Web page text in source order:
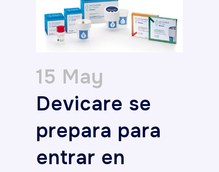
15 May
Devicare se
prepara para
entrar en